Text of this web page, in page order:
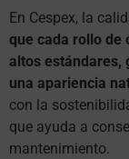
En Cespex, la
que cada rollo de
altos estándares,
una apariencia
con la
que ayuda a
mantenimiento.